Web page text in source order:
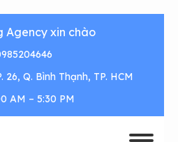
Agency xin chào
26, Q. Bình Thạnh, TP. HCM
AM – 5:30 PM